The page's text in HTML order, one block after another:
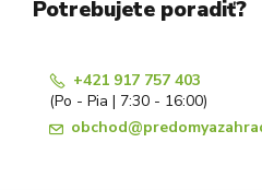
Potrebujete poradiť?
+421 917 757 403
(Po - Pia | 7:30 - 16:00)